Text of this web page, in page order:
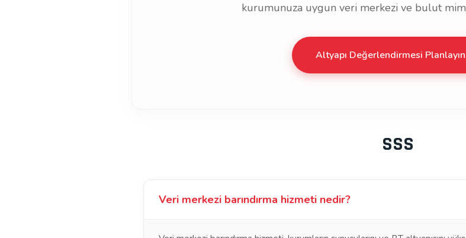
kurumunuza uygun veri merkezi ve bulut
Altyapı Değerlendirmesi Planlayın
SSS
Veri merkezi barındırma hizmeti nedir?